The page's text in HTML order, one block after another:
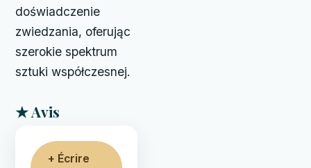
doświadczenie
zwiedzania, oferując
szerokie spektrum
sztuki współczesnej.
★ Avis
+ Écrire